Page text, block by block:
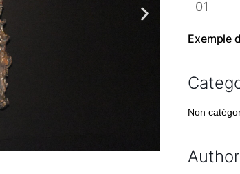
Exemple
Non
Author